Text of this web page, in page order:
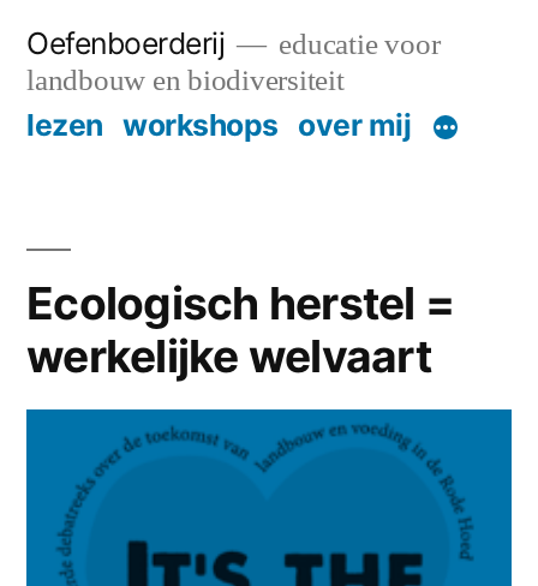
content
Oefenboerderij
educatie voor
landbouw en biodiversiteit
lezen workshops over mij
Ecologisch herstel =
werkelijke welvaart